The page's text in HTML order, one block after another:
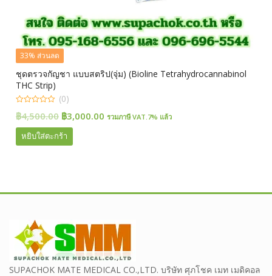
33% ส่วนลด
ชุดตรวจกัญชา แบบสตริป(จุ่ม) (Bioline Tetrahydrocannabinol
THC Strip)
out
(0)
฿4,500.00 Original
price
was:
฿3,000.00 Current
รวมภาษี VAT.7% แล้ว
หยิบใส่ตะกร้า
SUPACHOK MATE MEDICAL CO.,LTD. บริษัท ศุภโชค เมท เมดิคอล